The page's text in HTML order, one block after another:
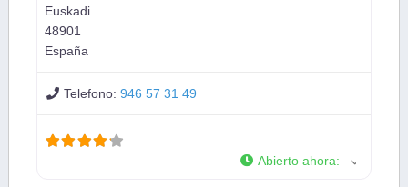
Euskadi
48901
España
Telefono:946 57 31 49
Abierto ahora: